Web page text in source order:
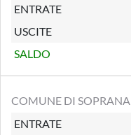
ENTRATE
USCITE
SALDO
COMUNE DI SOPRANA
ENTRATE